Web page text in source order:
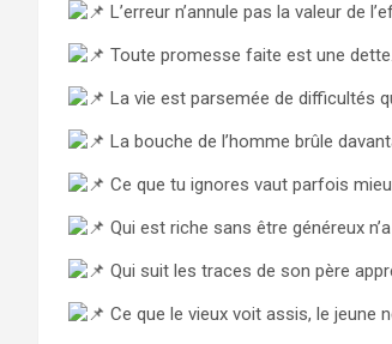
L’erreur n’annule pas la valeur de
Toute promesse faite est une dette.
La vie est parsemée de difficultés
La bouche de l’homme brûle
Ce que tu ignores vaut parfois
Qui est riche sans être généreux
Qui suit les traces de son père
Ce que le vieux voit assis, le jeune